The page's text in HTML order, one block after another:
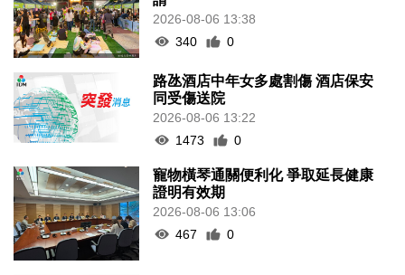
2026-08-06 13:38
340
0
路氹酒店中年女多處割傷 酒店保安
同受傷送院
2026-08-06 13:22
1473
0
寵物橫琴通關便利化 爭取延長健康
證明有效期
2026-08-06 13:06
467
0